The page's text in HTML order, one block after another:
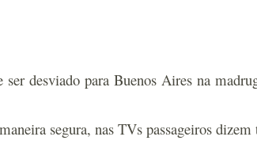
desviado para Buenos Aires na
segura, nas TVs passageiros